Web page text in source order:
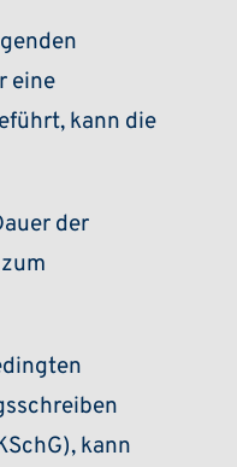
eine
kann die
der
kann